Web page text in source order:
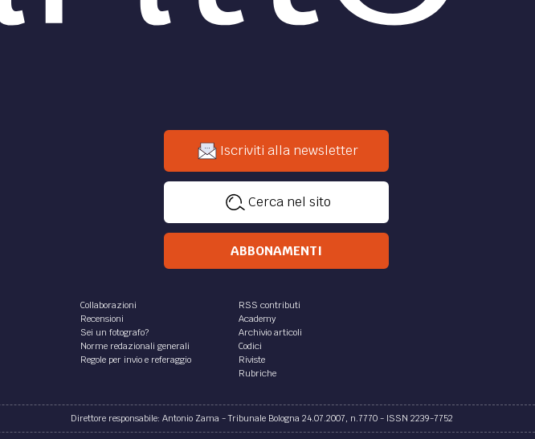
Iscriviti alla newsletter
Cerca nel sito
ABBONAMENTI
Collaborazioni
Recensioni
Sei un fotografo?
Norme redazionali generali
Regole per invio e referaggio
RSS contributi
Academy
Archivio articoli
Codici
Riviste
Rubriche
Direttore responsabile: Antonio Zama - Tribunale Bologna 24.07.2007, n.7770 - ISSN 2239-7752